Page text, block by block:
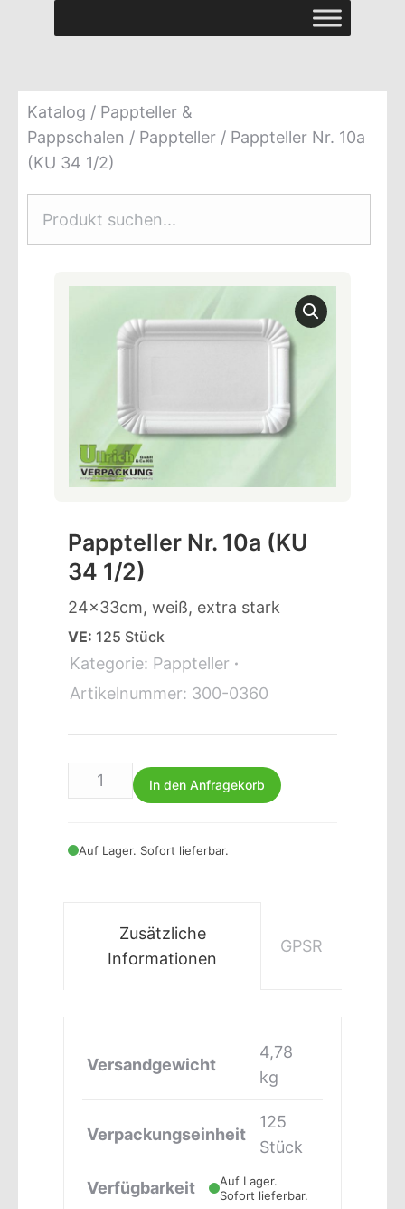
Katalog / Pappteller &
Pappschalen / Pappteller / Pappteller Nr. 10a
(KU 34 1/2)
Pappteller Nr. 10a (KU
34 1/2)
24x33cm, weiß, extra stark
VE: 125 Stück
Kategorie: Pappteller
Artikelnummer: 300-0360
In den Anfragekorb
Auf Lager. Sofort lieferbar.
Zusätzliche
Informationen
GPSR
Versandgewicht
4,78
kg
Verpackungseinheit
125
Stück
Verfügbarkeit
Auf Lager.
Sofort lieferbar.